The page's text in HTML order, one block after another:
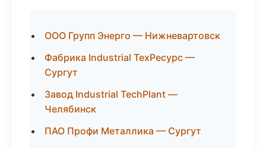
ООО Групп Энерго — Нижневартовск
Фабрика Industrial ТехРесурс —
Сургут
Завод Industrial TechPlant —
Челябинск
ПАО Профи Металлика — Сургут